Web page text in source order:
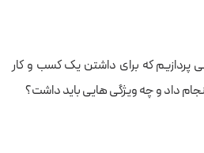
می پردازیم که برای داشتن یک کسب و کار
داد و چه ویژگی هایی باید داشت؟